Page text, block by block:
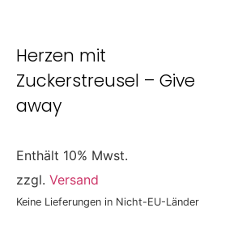
Herzen mit
Zuckerstreusel – Give
away
Enthält 10% Mwst.
zzgl. Versand
Keine Lieferungen in Nicht-EU-Länder